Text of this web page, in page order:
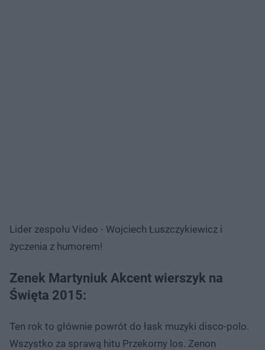
Lider zespołu Video - Wojciech Łuszczykiewicz i
życzenia z humorem!
Zenek Martyniuk Akcent wierszyk na
Święta 2015:
Ten rok to głównie powrót do łask muzyki disco-polo.
Wszystko za sprawą hitu Przekorny los. Zenon